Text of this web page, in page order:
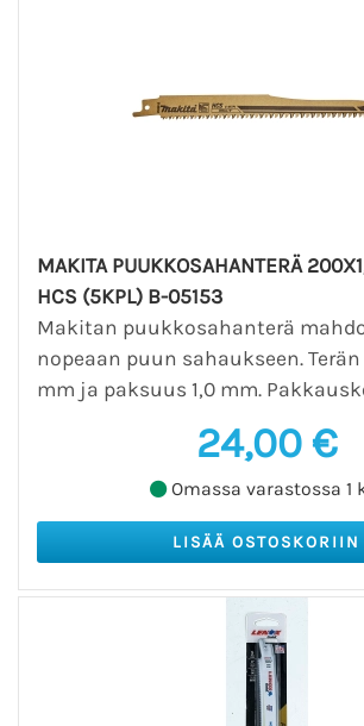
MAKITA PUUKKOSAHANTERÄ
HCS (5KPL) B-05153
Makitan puukkosahanterä
nopeaan puun sahaukseen.
mm ja paksuus 1,0 mm.
24,00 €
Omassa varastossa 1